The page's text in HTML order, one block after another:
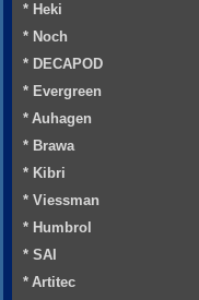
* Heki
* Noch
* DECAPOD
* Evergreen
* Auhagen
* Brawa
* Kibri
* Viessman
* Humbrol
* SAI
* Artitec